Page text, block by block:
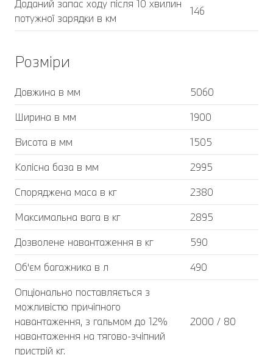
Доданий запас ходу після 10 хвилин
потужної зарядки в км
146
Розміри
Довжина в мм
5060
Ширина в мм
1900
Висота в мм
1505
Колісна база в мм
2995
Споряджена маса в кг
2380
Максимальна вага в кг
2895
Дозволене навантаження в кг
590
Об'єм багажника в л
490
Опціонально поставляється з
можливістю причіпного
навантаження, з гальмом до 12%
навантаження на тягово-зчіпний
пристрій кг.
2000 / 80